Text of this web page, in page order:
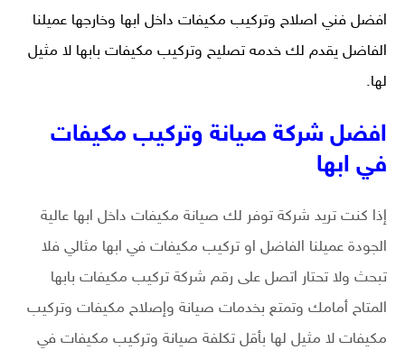
افضل فني اصلاح وتركيب مكيفات داخل ابها وخارجها عميلنا
الفاضل يقدم لك خدمه تصليح وتركيب مكيفات بابها لا مثيل
لها.
افضل شركة صيانة وتركيب مكيفات
في ابها
إذا كنت تريد شركة توفر لك صيانة مكيفات داخل ابها عالية
الجودة عميلنا الفاضل او تركيب مكيفات في ابها مثالي فلا
تبحث ولا تحتار اتصل على رقم شركة تركيب مكيفات بابها
المتاح أمامك وتمتع بخدمات صيانة وإصلاح مكيفات وتركيب
مكيفات لا مثيل لها بأقل تكلفة صيانة وتركيب مكيفات في